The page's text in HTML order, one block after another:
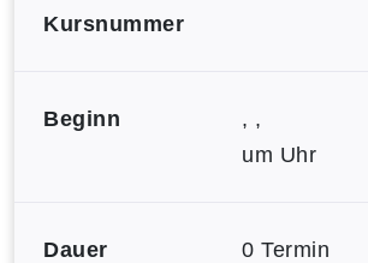
Kursnummer
Beginn
, ,
um Uhr
Dauer 0 Termin